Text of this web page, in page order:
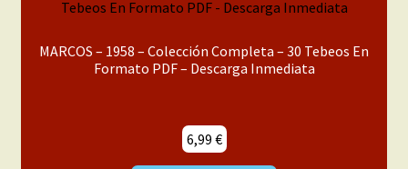
MARCOS – 1958 – Colección Completa – 30 Tebeos En
Formato PDF – Descarga Inmediata
6,99 €